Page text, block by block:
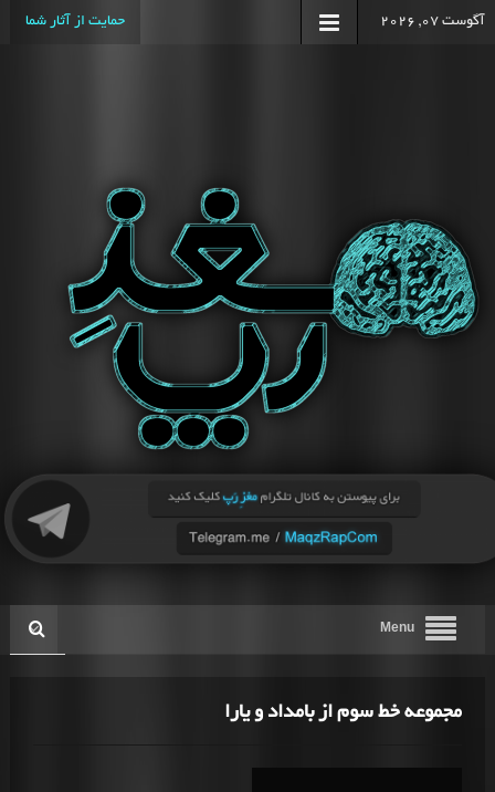
آگوست 07, 2026 حمایت از آثار شما
Menu
مجموعه خط سوم از بامداد و یارا